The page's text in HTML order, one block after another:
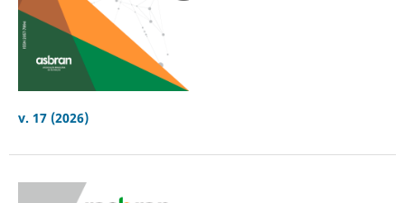
v. 17 (2026)